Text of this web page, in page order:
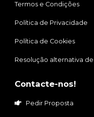
Termos e Condições
Política de Privacidade
Política de Cookies
Resolução alternativa
Contacte-nos!
Pedir Proposta